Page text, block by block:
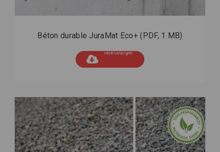
Béton durable JuraMat Eco+(PDF, 1 MB)
Télécharger